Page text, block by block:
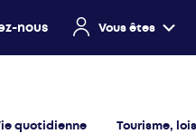
nous Vous êtes
quotidienne Tourisme,